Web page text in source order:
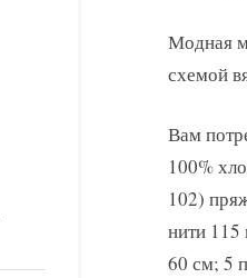
Модная
схемой
Вам
100%
102)
нити
60 см; 5